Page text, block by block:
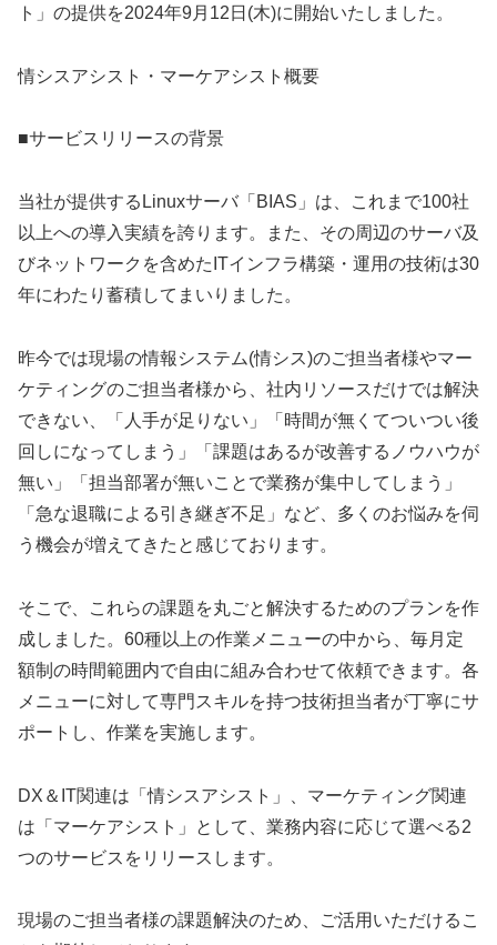
ト」の提供を2024年9月12日(木)に開始いたしました。
情シスアシスト・マーケアシスト概要
■サービスリリースの背景
当社が提供するLinuxサーバ「BIAS」は、これまで100社
以上への導入実績を誇ります。また、その周辺のサーバ及
びネットワークを含めたITインフラ構築・運用の技術は30
年にわたり蓄積してまいりました。
昨今では現場の情報システム(情シス)のご担当者様やマー
ケティングのご担当者様から、社内リソースだけでは解決
できない、「人手が足りない」「時間が無くてついつい後
回しになってしまう」「課題はあるが改善するノウハウが
無い」「担当部署が無いことで業務が集中してしまう」
「急な退職による引き継ぎ不足」など、多くのお悩みを伺
う機会が増えてきたと感じております。
そこで、これらの課題を丸ごと解決するためのプランを作
成しました。60種以上の作業メニューの中から、毎月定
額制の時間範囲内で自由に組み合わせて依頼できます。各
メニューに対して専門スキルを持つ技術担当者が丁寧にサ
ポートし、作業を実施します。
DX＆IT関連は「情シスアシスト」、マーケティング関連
は「マーケアシスト」として、業務内容に応じて選べる2
つのサービスをリリースします。
現場のご担当者様の課題解決のため、ご活用いただけるこ